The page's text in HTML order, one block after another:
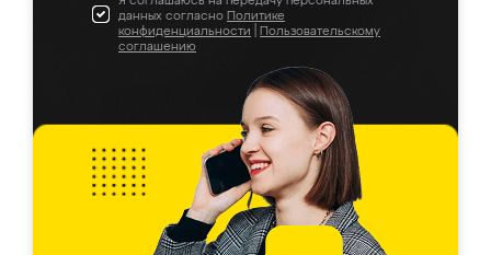
данных согласно Политике
конфиденциальности
Пользовательскому
соглашению